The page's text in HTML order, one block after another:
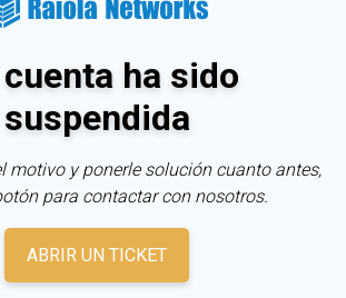
ha sido
suspendida
motivo y ponerle solución cuanto antes,
para contactar con nosotros.
ABRIR UN TICKET